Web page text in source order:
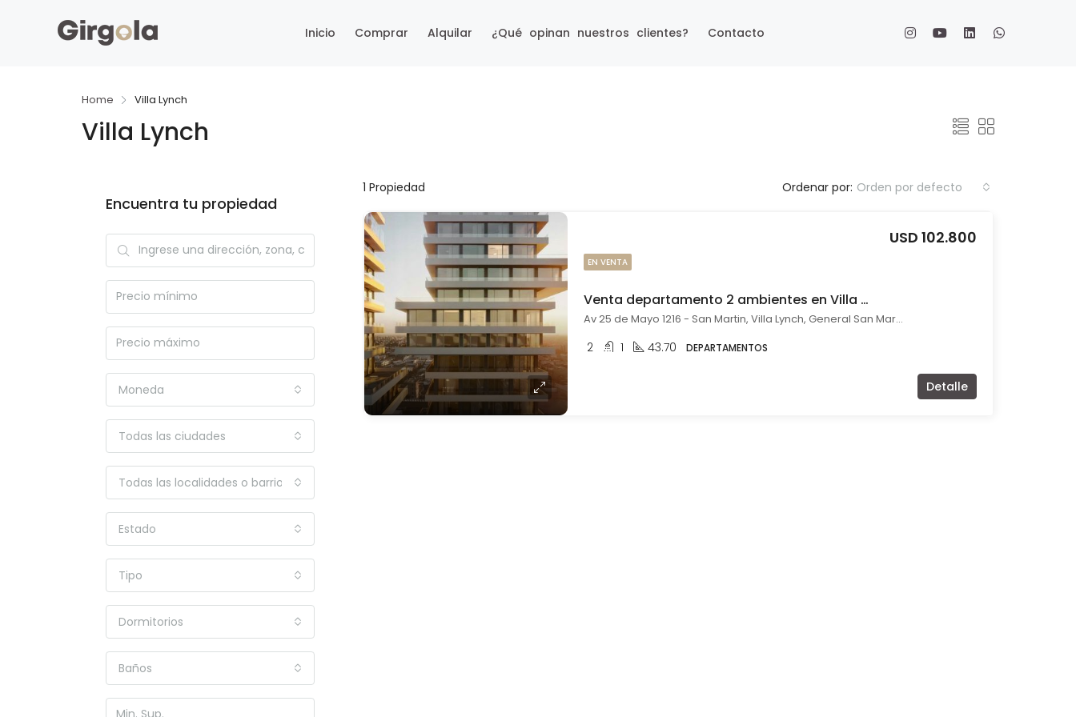
Inicio Comprar Alquilar ¿Qué opinan nuestros clientes? Contacto
Home Villa Lynch
Villa Lynch
1 Propiedad Ordenar por: Orden por defecto
EN VENTA
Venta departamento 2 ambientes en Villa Lynch pileta parrilla balcón
USD 102.800
Av 25 de Mayo 1216 - San Martin, Villa Lynch, General San Martín
2 1 43.70 DEPARTAMENTOS
Detalle
Encuentra tu propiedad
Moneda
Todas las ciudades
Todas las localidades o barrios
Estado
Tipo
Dormitorios
Baños